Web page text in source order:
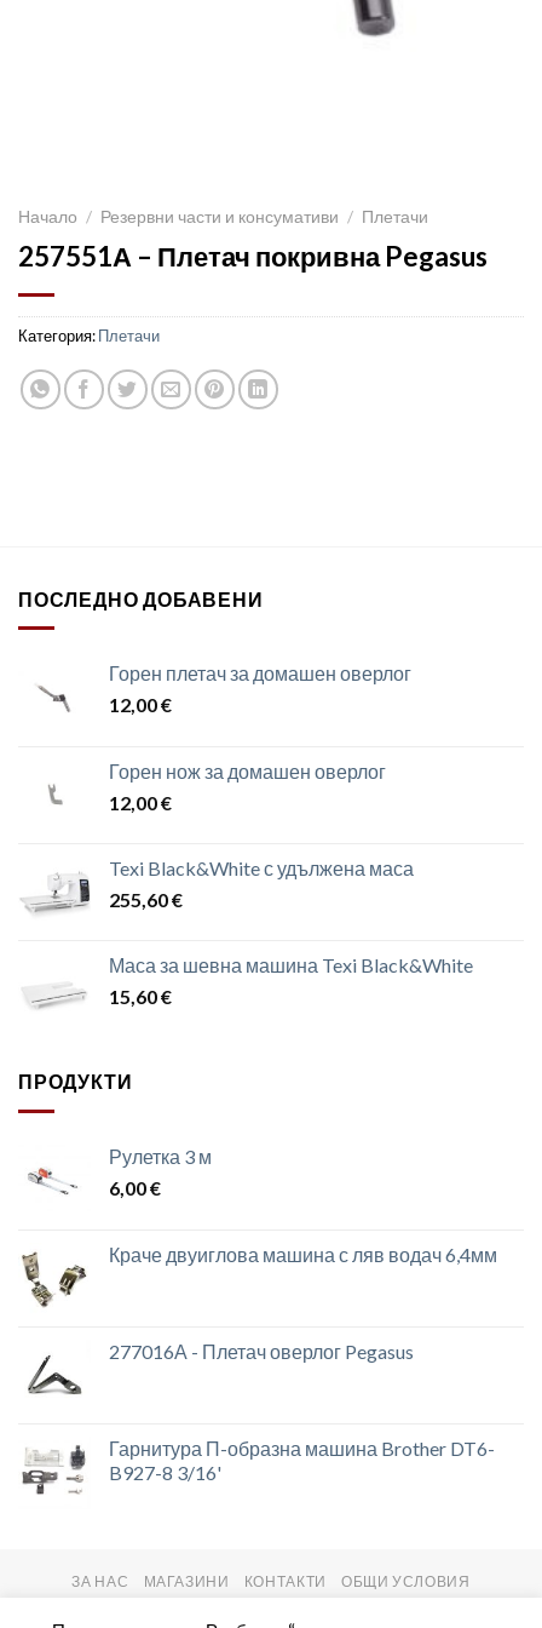
Начало / Резервни части и консумативи / Плетачи
257551А – Плетач покривна Pegasus
Категория:Плетачи
ПОСЛЕДНО ДОБАВЕНИ
Горен плетач за домашен оверлог
12,00€
Горен нож за домашен оверлог
12,00€
Texi Black&White с удължена маса
255,60€
Маса за шевна машина Texi Black&White
15,60€
ПРОДУКТИ
Рулетка 3 м
6,00€
Краче двуиглова машина с ляв водач 6,4мм
277016А - Плетач оверлог Pegasus
Гарнитура П-образна машина Brother DT6-
B927-8 3/16'
ЗА НАС МАГАЗИНИ КОНТАКТИ ОБЩИ УСЛОВИЯ